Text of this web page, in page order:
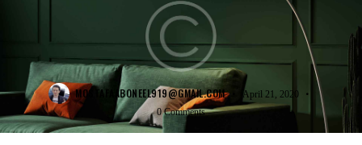
FURNITURE
MOSTAFAABONEEL919@GMAIL.COM
April 21, 2020
0 Comments